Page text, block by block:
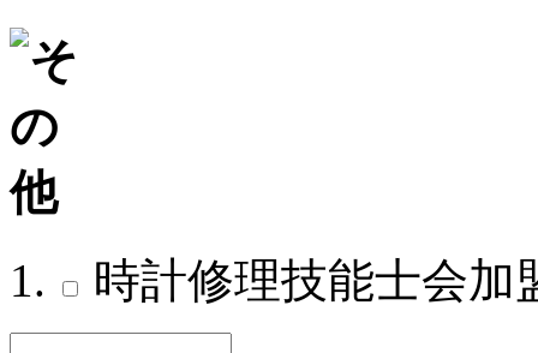
時計修理技能士会加